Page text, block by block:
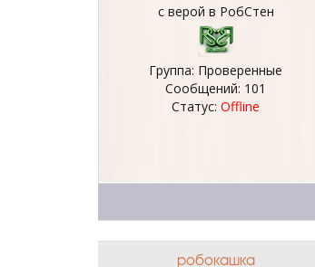
с верой в РобСтен
Группа: Проверенные
Сообщений: 101
Статус: Offline
робокашка